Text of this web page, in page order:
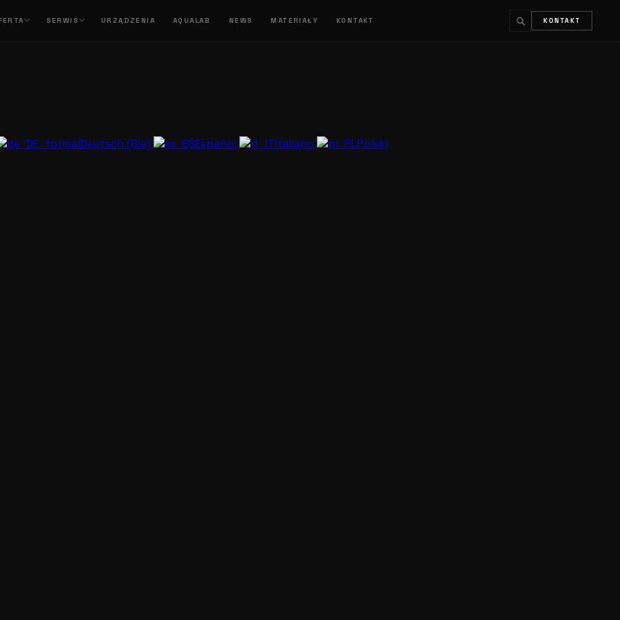
SERWIS URZĄDZENIA AQUALAB NEWS MATERIAŁY KONTAKT KONTAKT
Deutsch (Sie) Español Italiano Polski